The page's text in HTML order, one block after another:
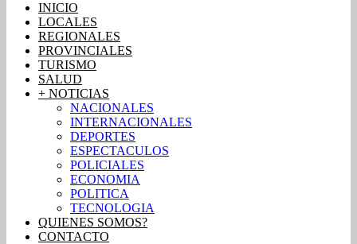
INICIO
LOCALES
REGIONALES
PROVINCIALES
TURISMO
SALUD
+ NOTICIAS
NACIONALES
INTERNACIONALES
DEPORTES
ESPECTACULOS
POLICIALES
ECONOMIA
POLITICA
TECNOLOGIA
QUIENES SOMOS?
CONTACTO